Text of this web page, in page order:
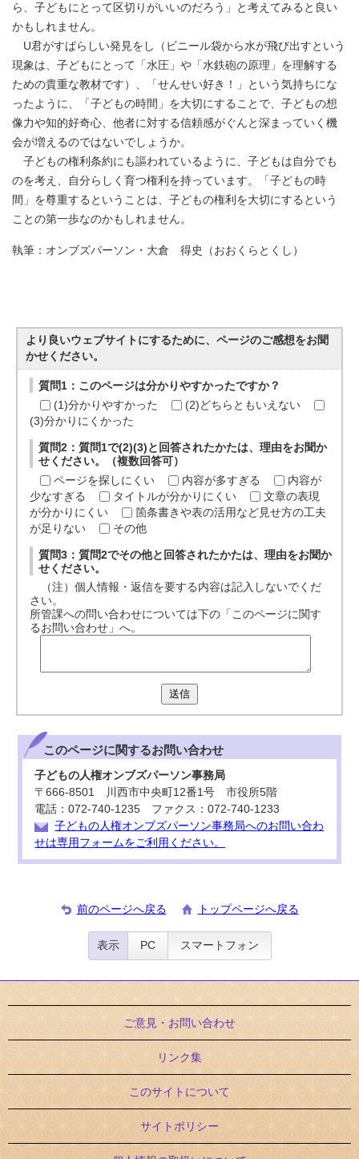
ら、子どもにとって区切りがいいのだろう」と考えてみると良い
かもしれません。
U君がすばらしい発見をし（ビニール袋から水が飛び出すという
現象は、子どもにとって「水圧」や「水鉄砲の原理」を理解する
ための貴重な教材です）、「せんせい好き！」という気持ちにな
ったように、「子どもの時間」を大切にすることで、子どもの想
像力や知的好奇心、他者に対する信頼感がぐんと深まっていく機
会が増えるのではないでしょうか。
子どもの権利条約にも謳われているように、子どもは自分でも
のを考え、自分らしく育つ権利を持っています。「子どもの時
間」を尊重するということは、子どもの権利を大切にするという
ことの第一歩なのかもしれません。
執筆：オンブズパーソン・大倉 得史（おおくらとくし）
より良いウェブサイトにするために、ページのご感想をお聞
かせください。
質問1：このページは分かりやすかったですか？
(1)分かりやすかった
(2)どちらともいえない
(3)分かりにくかった
質問2：質問1で(2)(3)と回答されたかたは、理由をお聞か
せください。（複数回答可）
ページを探しにくい
内容が多すぎる
内容が
少なすぎる
タイトルが分かりにくい
文章の表現
が分かりにくい
箇条書きや表の活用など見せ方の工夫
が足りない
その他
質問3：質問2でその他と回答されたかたは、理由をお聞か
せください。
（注）個人情報・返信を要する内容は記入しないでくだ
さい。
所管課への問い合わせについては下の「このページに関す
るお問い合わせ」へ。
送信
このページに関するお問い合わせ
子どもの人権オンブズパーソン事務局
〒666-8501 川西市中央町12番1号 市役所5階
電話：072-740-1235 ファクス：072-740-1233
子どもの人権オンブズパーソン事務局へのお問い合わ
せは専用フォームをご利用ください。
前のページへ戻る トップページへ戻る
表示 PC スマートフォン
ご意見・お問い合わせ
リンク集
このサイトについて
サイトポリシー